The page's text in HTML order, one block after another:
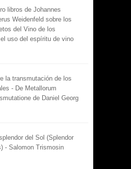
libros de Johannes
Weidenfeld sobre los
del Vino de los
uso del espíritu de vino
la transmutación de los
- De Metallorum
de Daniel Georg
del Sol (Splendor
- Salomon Trismosin